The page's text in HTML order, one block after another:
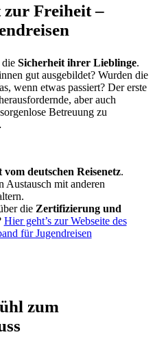
zur Freiheit –
Sicherheit ihrer Lieblinge.
gut ausgebildet? Wurden die
wenn etwas passiert? Der erste
aber auch
Betreuung zu
deutschen Reisenetz.
Austausch mit anderen
die Zertifizierung und
Hier geht’s zur Webseite des
für Jugendreisen
zum